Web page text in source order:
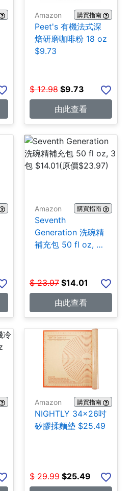
Amazon 購買指南
Peet's 有機法式深
焙研磨咖啡粉 18 oz
$9.73
$ 12.98 $9.73
由此查看
Amazon 購買指南
Seventh
Generation 洗碗精
補充包 50 fl oz, 3
$ 23.97 $14.01
由此查看
Amazon 購買指南
NIGHTLY 34x26吋
矽膠揉麵墊 $25.49
$ 29.99 $25.49